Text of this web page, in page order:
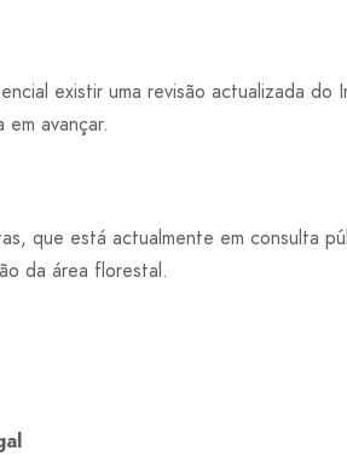
existir uma revisão actualizada do
avançar.
que está actualmente em consulta
da área florestal.